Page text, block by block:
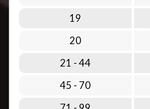
Di bawah 1 kg: mulai dari
Di atas 100 kg: mulai dari
Lihat harga lengkap
tarif pengiriman yang
Perlu diingat bahwa biaya
berat, dimensi, jenis
19
20
21 - 44
45 - 70